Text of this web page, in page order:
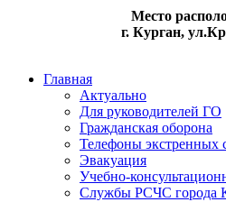
Место
г. Курган,
Главная
Актуально
Для руководителей ГО
Гражданская оборона
Телефоны экстренных
Эвакуация
Учебно-
Службы РСЧС города